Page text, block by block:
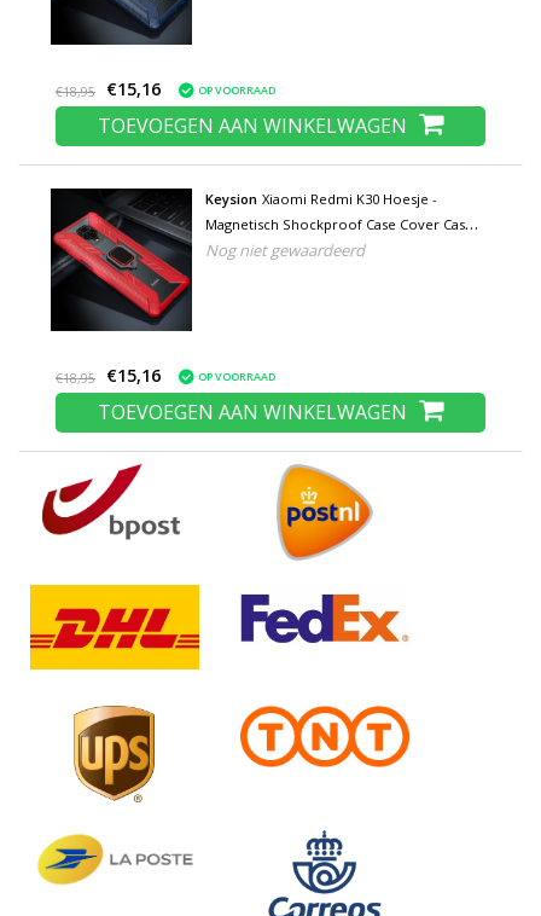
€18,95 €15,16 OP VOORRAAD
TOEVOEGEN AAN WINKELWAGEN
Keysion Xiaomi Redmi K30 Hoesje -
Magnetisch Shockproof Case Cover Cas
TPU Rood + Kickstand
Nog niet gewaardeerd
€18,95 €15,16 OP VOORRAAD
TOEVOEGEN AAN WINKELWAGEN